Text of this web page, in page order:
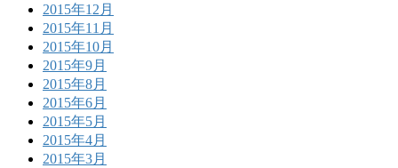
2015年12月
2015年11月
2015年10月
2015年9月
2015年8月
2015年6月
2015年5月
2015年4月
2015年3月